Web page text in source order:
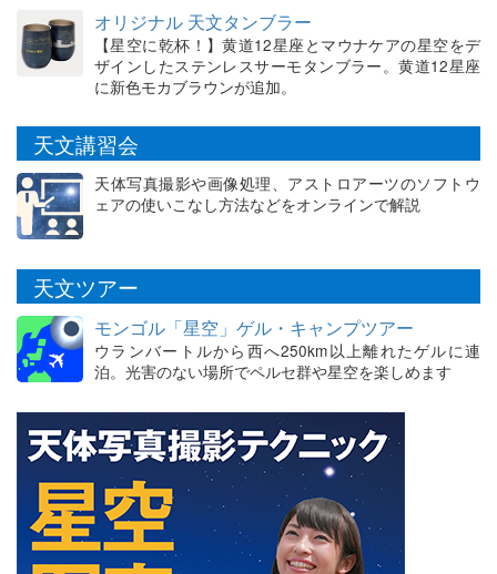
オリジナル 天文タンブラー
【星空に乾杯！】黄道12星座とマウナケアの星空をデ
ザインしたステンレスサーモタンブラー。黄道12星座
に新色モカブラウンが追加。
天文講習会
天体写真撮影や画像処理、アストロアーツのソフトウ
ェアの使いこなし方法などをオンラインで解説
天文ツアー
モンゴル「星空」ゲル・キャンプツアー
ウランバートルから西へ250km以上離れたゲルに連
泊。光害のない場所でペルセ群や星空を楽しめます